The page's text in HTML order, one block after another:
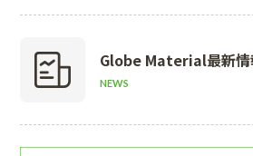
Globe Material最新
NEWS